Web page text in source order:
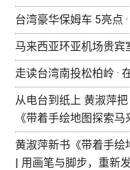
台湾豪华保姆车 5亮点
马来西亚环亚机场贵
走读台湾南投松柏岭 ·
从电台到纸上 黄淑萍
《带着手绘地图探索
黄淑萍新书《带着手绘
| 用画笔与脚步，重新